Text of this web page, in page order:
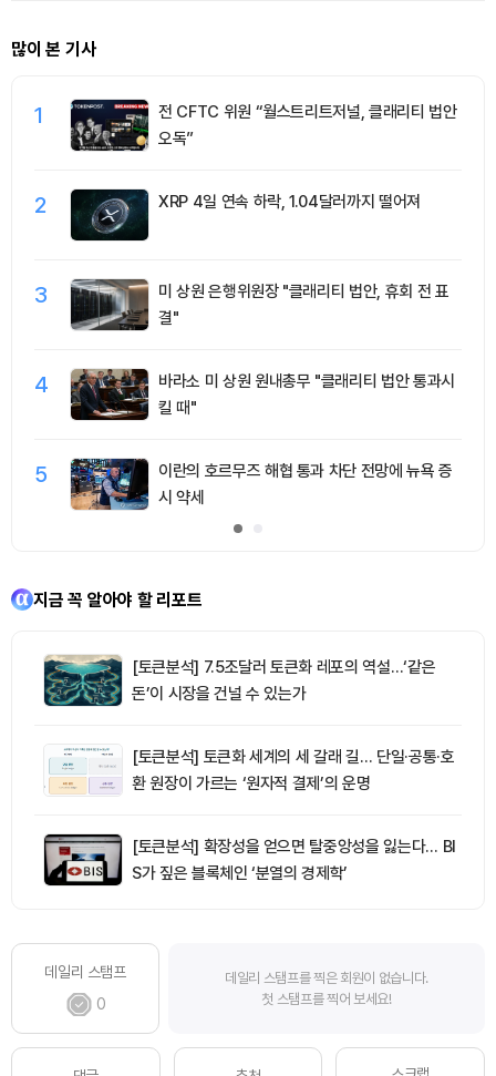
많이 본 기사
1
전 CFTC 위원 “월스트리트저널, 클래리티 법안
오독”
2 XRP 4일 연속 하락, 1.04달러까지 떨어져
3
미 상원 은행위원장 "클래리티 법안, 휴회 전 표
결"
4
바라소 미 상원 원내총무 "클래리티 법안 통과시
킬 때"
5
이란의 호르무즈 해협 통과 차단 전망에 뉴욕 증
시 약세
지금 꼭 알아야 할 리포트
[토큰분석] 7.5조달러 토큰화 레포의 역설…‘같은
돈’이 시장을 건널 수 있는가
[토큰분석] 토큰화 세계의 세 갈래 길… 단일·공통·호
환 원장이 가르는 ‘원자적 결제’의 운명
[토큰분석] 확장성을 얻으면 탈중앙성을 잃는다… BI
S가 짚은 블록체인 ‘분열의 경제학’
데일리 스탬프
0
데일리 스탬프를 찍은 회원이 없습니다.
첫 스탬프를 찍어 보세요!